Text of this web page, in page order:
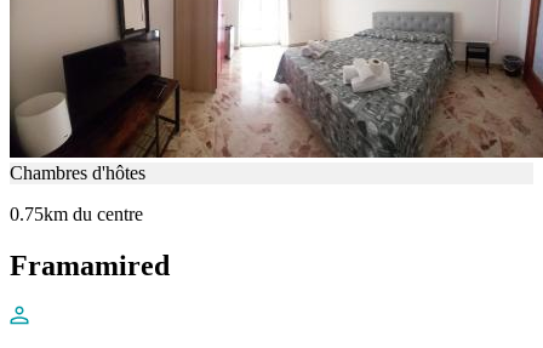
Chambres d'hôtes
0.75km du centre
Framamired